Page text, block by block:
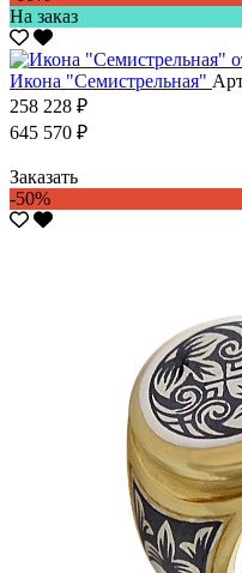
На заказ
Икона "Семистрельная"
258 228 ₽
645 570 ₽
Заказать
-50%